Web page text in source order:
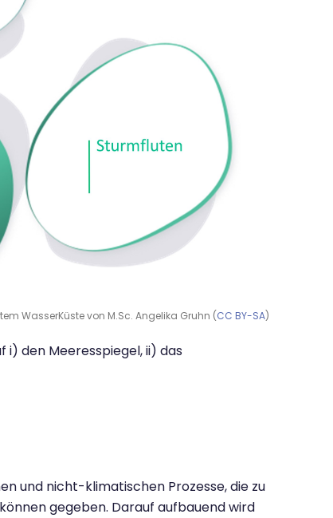
WasserKüste von M.Sc. Angelika Gruhn (CC BY-SA)
i) den Meeresspiegel, ii) das
und nicht-klimatischen Prozesse, die zu
gegeben. Darauf aufbauend wird